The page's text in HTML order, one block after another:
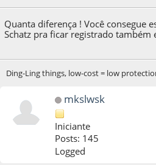
Quanta diferença ! Você consegue
Schatz pra ficar registrado também
Ding-Ling things, low-cost = low
mkslwsk
Iniciante
Posts: 145
Logged